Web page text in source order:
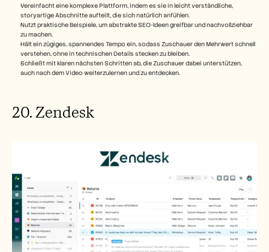
Vereinfacht eine komplexe Plattform, indem es sie in leicht verständliche,
storyartige Abschnitte aufteilt, die sich natürlich anfühlen.
Nutzt praktische Beispiele, um abstrakte SEO-Ideen greifbar und nachvollziehbar
zu machen.
Hält ein zügiges, spannendes Tempo ein, sodass Zuschauer den Mehrwert schnell
verstehen, ohne in technischen Details stecken zu bleiben.
Schließt mit klaren nächsten Schritten ab, die Zuschauer dabei unterstützen,
auch nach dem Video weiterzulernen und zu entdecken.
20. Zendesk